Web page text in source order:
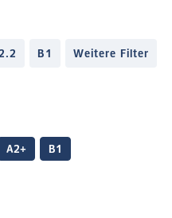
B1 Weitere Filter
A2+ B1